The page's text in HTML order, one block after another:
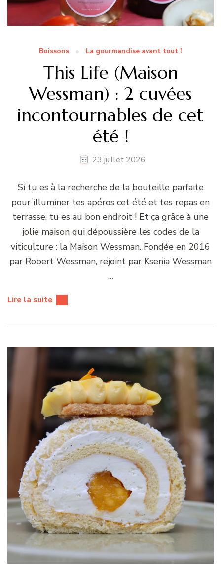
Boissons La gourmandise avant tout !
This Life (Maison
Wessman) : 2 cuvées
incontournables de cet
été !
23 juillet 2026
Si tu es à la recherche de la bouteille parfaite
pour illuminer tes apéros cet été et tes repas en
terrasse, tu es au bon endroit ! Et ça grâce à une
jolie maison qui dépoussière les codes de la
viticulture : la Maison Wessman. Fondée en 2016
par Robert Wessman, rejoint par Ksenia Wessman
…
Lire la suite